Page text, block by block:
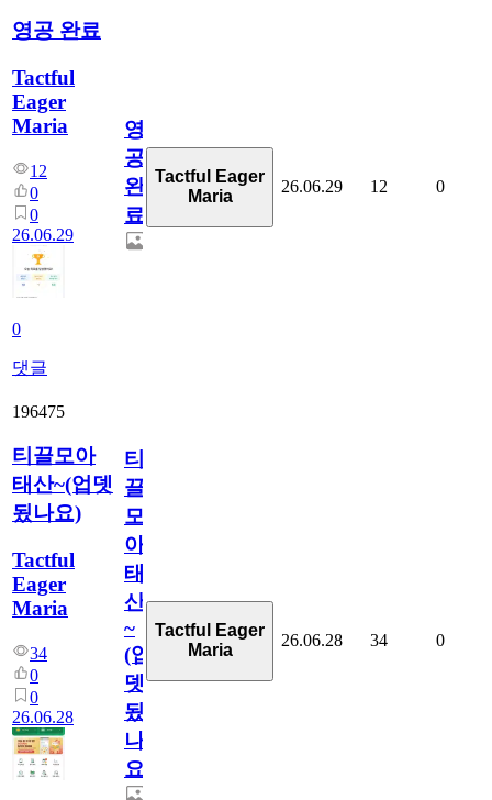
영공 완료
Tactful
Eager
Maria
12
0
0
26.06.29
0
댓글
영
공
완
료
Tactful Eager
Maria
26.06.29 12 0
196475
티끌모아
태산~(업뎃
됬나요)
Tactful
Eager
Maria
34
0
0
26.06.28
티
끌
모
아
태
산
~
(업
뎃
됬
나
요)
Tactful Eager
Maria
26.06.28 34 0